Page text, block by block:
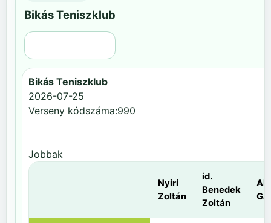
Bikás Teniszklub
Bikás Teniszklub
2026-07-25
Verseny kódszáma:990
Jobbak
Nyirí
Zoltán
id.
Benedek
Zoltán